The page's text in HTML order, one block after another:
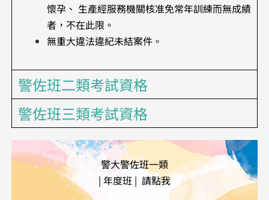
懷孕、 生產經服務機關核准免常年訓練而無成績
者，不在此限。
​無重大違法違紀未結案件。
警佐班二類考試資格
警佐班三類考試資格
警大警佐班一類
| 年度班 | 請點我